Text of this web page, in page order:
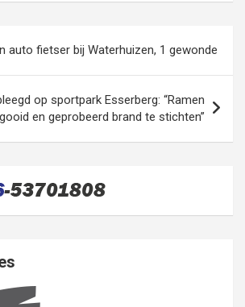
auto fietser bij Waterhuizen, 1 gewonde
op sportpark Esserberg: “Ramen
en geprobeerd brand te stichten”